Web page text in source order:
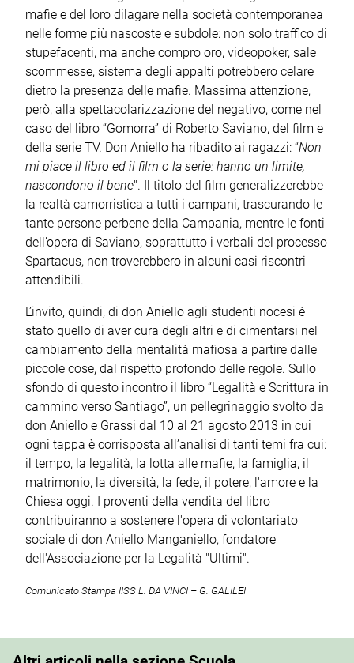
mafie e del loro dilagare nella società contemporanea
nelle forme più nascoste e subdole: non solo traffico di
stupefacenti, ma anche compro oro, videopoker, sale
scommesse, sistema degli appalti potrebbero celare
dietro la presenza delle mafie. Massima attenzione,
però, alla spettacolarizzazione del negativo, come nel
caso del libro “Gomorra” di Roberto Saviano, del film e
della serie TV. Don Aniello ha ribadito ai ragazzi: “Non
mi piace il libro ed il film o la serie: hanno un limite,
nascondono il bene". Il titolo del film generalizzerebbe
la realtà camorristica a tutti i campani, trascurando le
tante persone perbene della Campania, mentre le fonti
dell’opera di Saviano, soprattutto i verbali del processo
Spartacus, non troverebbero in alcuni casi riscontri
attendibili.
L’invito, quindi, di don Aniello agli studenti nocesi è
stato quello di aver cura degli altri e di cimentarsi nel
cambiamento della mentalità mafiosa a partire dalle
piccole cose, dal rispetto profondo delle regole. Sullo
sfondo di questo incontro il libro “Legalità e Scrittura in
cammino verso Santiago”, un pellegrinaggio svolto da
don Aniello e Grassi dal 10 al 21 agosto 2013 in cui
ogni tappa è corrisposta all’analisi di tanti temi fra cui:
il tempo, la legalità, la lotta alle mafie, la famiglia, il
matrimonio, la diversità, la fede, il potere, l'amore e la
Chiesa oggi. I proventi della vendita del libro
contribuiranno a sostenere l'opera di volontariato
sociale di don Aniello Manganiello, fondatore
dell'Associazione per la Legalità "Ultimi".
Comunicato Stampa IISS L. DA VINCI – G. GALILEI